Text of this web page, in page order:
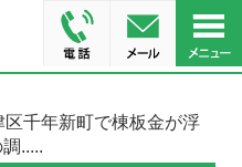
千年新町で棟板金が浮
.....